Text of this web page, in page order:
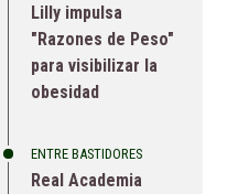
Lilly impulsa
"Razones de Peso"
para visibilizar la
obesidad
ENTRE BASTIDORES
Real Academia